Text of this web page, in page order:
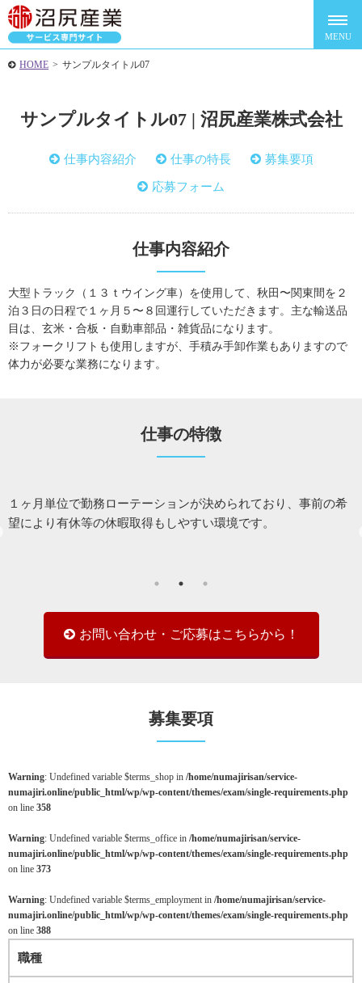
HOME > サンプルタイトル07
サンプルタイトル07 | 沼尻産業株式会社
仕事内容紹介 仕事の特長 募集要項
応募フォーム
仕事内容紹介
大型トラック（１３ｔウイング車）を使用して、秋田〜関東間を２
泊３日の日程で１ヶ月５〜８回運行していただきます。主な輸送品
目は、玄米・合板・自動車部品・雑貨品になります。
※フォークリフトも使用しますが、手積み手卸作業もありますので
体力が必要な業務になります。
仕事の特徴
１ヶ月単位で勤務ローテーションが決められており、事前の希
望により有休等の休暇取得もしやすい環境です。
お問い合わせ・ご応募はこちらから！
募集要項
Warning: Undefined variable $terms_shop in /home/numajirisan/service-
numajiri.online/public_html/wp/wp-content/themes/exam/single-requirements.php
on line 358
Warning: Undefined variable $terms_office in /home/numajirisan/service-
numajiri.online/public_html/wp/wp-content/themes/exam/single-requirements.php
on line 373
Warning: Undefined variable $terms_employment in /home/numajirisan/service-
numajiri.online/public_html/wp/wp-content/themes/exam/single-requirements.php
on line 388
職種